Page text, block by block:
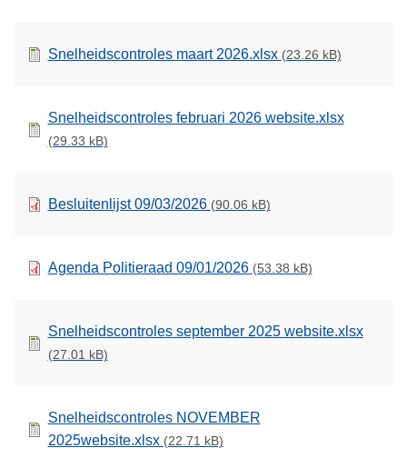
Snelheidscontroles maart 2026.xlsx (23.26 kB)
Snelheidscontroles februari 2026 website.xlsx
(29.33 kB)
Besluitenlijst 09/03/2026 (90.06 kB)
Agenda Politieraad 09/01/2026 (53.38 kB)
Snelheidscontroles september 2025 website.xlsx
(27.01 kB)
Snelheidscontroles NOVEMBER
2025website.xlsx (22.71 kB)